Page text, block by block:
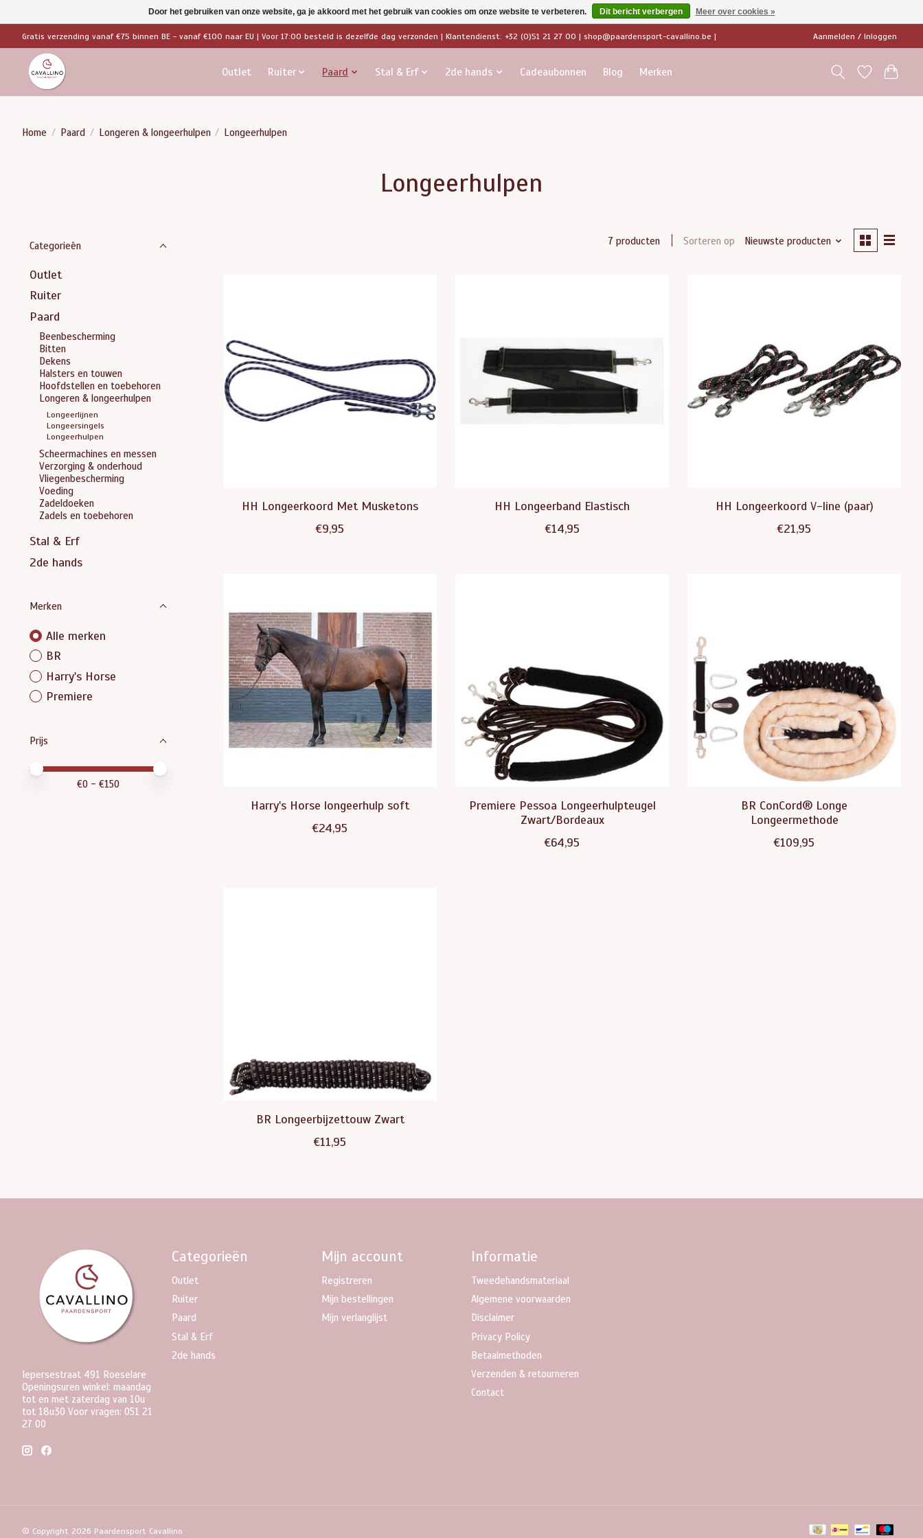
Gratis verzending vanaf €75 binnen BE - vanaf €100 naar EU | Voor 17:00 besteld is dezelfde dag verzonden | Klantendienst: +32 (0)51 21 27 00 | shop@paardensport-cavallino.be | Aanmelden / Inloggen
Outlet Ruiter Paard Stal & Erf 2de hands Cadeaubonnen Blog Merken
Home / Paard / Longeren & longeerhulpen / Longeerhulpen
Longeerhulpen
Categorieën
Outlet
Ruiter
Paard
Beenbescherming
Bitten
Dekens
Halsters en touwen
Hoofdstellen en toebehoren
Longeren & longeerhulpen
Longeerlijnen
Longeersingels
Longeerhulpen
Scheermachines en messen
Verzorging & onderhoud
Vliegenbescherming
Voeding
Zadeldoeken
Zadels en toebehoren
Stal & Erf
2de hands
Merken
Alle merken
BR
Harry's Horse
Premiere
Prijs
Minimale prijswaarde
Price maximum value
€0 - €150
7 producten Sorteren op Nieuwste producten
HH Longeerkoord Met Musketons
€9,95
HH Longeerband Elastisch
€14,95
HH Longeerkoord V-line (paar)
€21,95
Harry's Horse longeerhulp soft
€24,95
Premiere Pessoa Longeerhulpteugel
Zwart/Bordeaux
€64,95
BR ConCord® Longe
Longeermethode
€109,95
BR Longeerbijzettouw Zwart
€11,95
Iepersestraat 491 Roeselare
Openingsuren winkel: maandag
tot en met zaterdag van 10u
tot 18u30 Voor vragen: 051 21
27 00
Categorieën
Outlet
Ruiter
Paard
Stal & Erf
2de hands
Mijn account
Registreren
Mijn bestellingen
Mijn verlanglijst
Informatie
Tweedehandsmateriaal
Algemene voorwaarden
Disclaimer
Privacy Policy
Betaalmethoden
Verzenden & retourneren
Contact
© Copyright 2026 Paardensport Cavallino
Door het gebruiken van onze website, ga je akkoord met het gebruik van cookies om onze website te verbeteren. Dit bericht verbergen Meer over cookies »